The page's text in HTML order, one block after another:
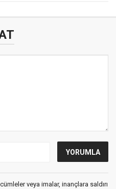
veya imalar, inançlara saldırı